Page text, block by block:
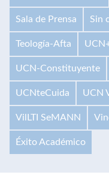
Sala de Prensa Sin
Teología-Afta
UCN-Constituyente
UCNteCuida UCN
VilLTI SeMANN
Éxito Académico